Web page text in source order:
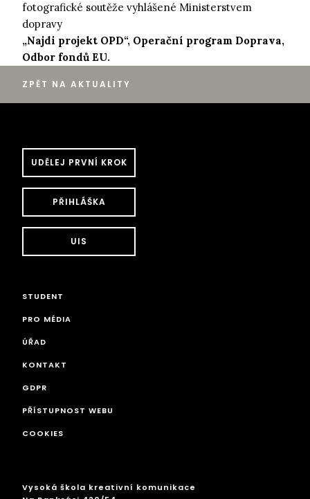
fotografické soutěže vyhlášené Ministerstvem
dopravy
„Najdi projekt OPD“, Operační program Doprava,
Odbor fondů EU.
ZPĚT NA AKTUALITY
UDĚLEJ PRVNÍ KROK
PŘIHLÁŠKA
UIS
STUDENT
PRO MÉDIA
ÚŘAD
KONTAKT
GDPR
PŘÍSTUPNOST WEBU
COOKIES
Vysoká škola kreativní komunikace